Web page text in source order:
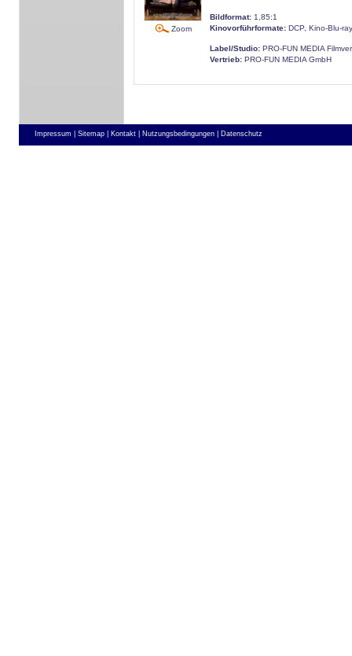
Zoom
Bildformat: 1,85:1
Kinovorführformate: DCP, Kino-Blu-ray
Label/Studio: PRO-FUN MEDIA
Vertrieb: PRO-FUN MEDIA GmbH
Impressum | Sitemap | Kontakt | Nutzungsbedingungen | Datenschutz